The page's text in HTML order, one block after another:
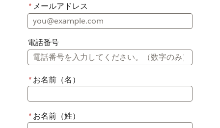
* メールアドレス
電話番号
*お名前（名）
*お名前（姓）